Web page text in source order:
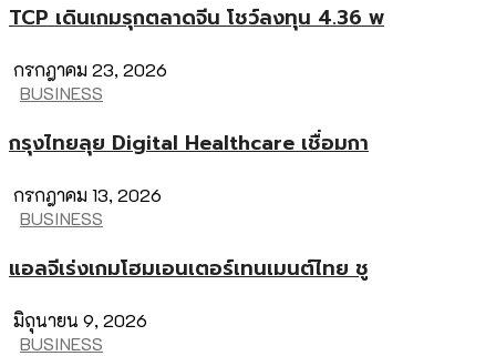
TCP เดินเกมรุกตลาดจีน โชว์ลงทุน 4.36 พ
กรกฎาคม 23, 2026
BUSINESS
กรุงไทยลุย Digital Healthcare เชื่อมกา
กรกฎาคม 13, 2026
BUSINESS
แอลจีเร่งเกมโฮมเอนเตอร์เทนเมนต์ไทย ชู
มิถุนายน 9, 2026
BUSINESS